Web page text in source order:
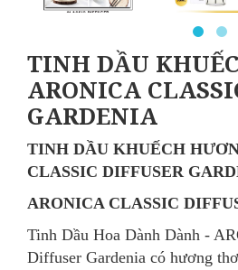
TINH DẦU
ARONICA
GARDENIA
TINH DẦU KHUẾCH
CLASSIC DIFFUSER
ARONICA CLASSIC
Tinh Dầu Hoa Dành Dành -
Diffuser Gardenia có hương